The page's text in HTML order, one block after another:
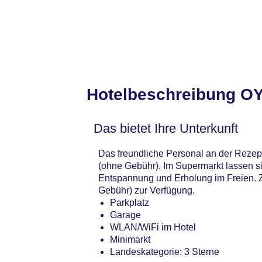
Hotelbeschreibung
Das bietet Ihre Unterkunft
Das freundliche Personal an der
(ohne Gebühr). Im Supermarkt lassen
Entspannung und Erholung im Freien.
Gebühr) zur Verfügung.
Parkplatz
Garage
WLAN/WiFi im Hotel
Minimarkt
Landeskategorie: 3 Sterne